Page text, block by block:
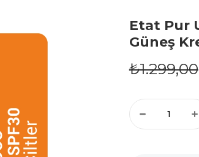
Etat Pur
Güneş
₺1.299,00